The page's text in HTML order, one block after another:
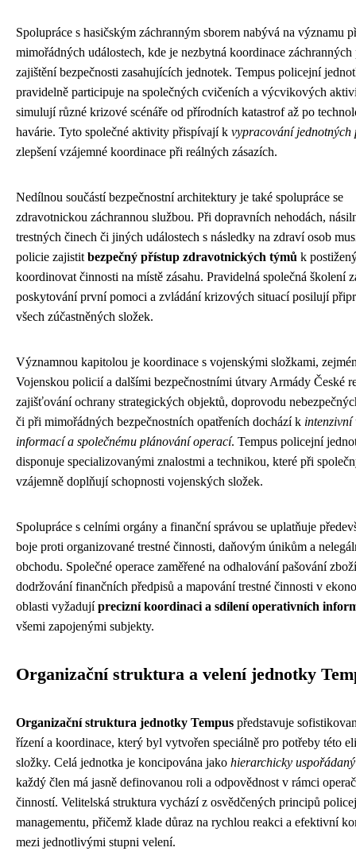
Spolupráce s hasičským záchranným sborem nabývá na významu
mimořádných událostech, kde je nezbytná koordinace záchranných
zajištění bezpečnosti zasahujících jednotek. Tempus policejní
pravidelně participuje na společných cvičeních a výcvikových
simulují různé krizové scénáře od přírodních katastrof až po
havárie. Tyto společné aktivity přispívají k vypracování jednotných
zlepšení vzájemné koordinace při reálných zásazích.
Nedílnou součástí bezpečnostní architektury je také spolupráce se
zdravotnickou záchrannou službou. Při dopravních nehodách,
trestných činech či jiných událostech s následky na zdraví osob
policie zajistit bezpečný přístup zdravotnických týmů k
koordinovat činnosti na místě zásahu. Pravidelná společná školení
poskytování první pomoci a zvládání krizových situací posilují
všech zúčastněných složek.
Významnou kapitolou je koordinace s vojenskými složkami,
Vojenskou policií a dalšími bezpečnostními útvary Armády České
zajišťování ochrany strategických objektů, doprovodu
či při mimořádných bezpečnostních opatřeních dochází k intenzivní
informací a společnému plánování operací. Tempus policejní
disponuje specializovanými znalostmi a technikou, které při
vzájemně doplňují schopnosti vojenských složek.
Spolupráce s celními orgány a finanční správou se uplatňuje
boje proti organizované trestné činnosti, daňovým únikům a
obchodu. Společné operace zaměřené na odhalování pašování
dodržování finančních předpisů a mapování trestné činnosti v
oblasti vyžadujíprecizní koordinaci a sdílení operativních
všemi zapojenými subjekty.
Organizační struktura a velení jednotky
Organizační struktura jednotky Tempus představuje
řízení a koordinace, který byl vytvořen speciálně pro potřeby této
složky. Celá jednotka je koncipována jako hierarchicky
každý člen má jasně definovanou roli a odpovědnost v rámci
činností. Velitelská struktura vychází z osvědčených principů
managementu, přičemž klade důraz na rychlou reakci a efektivní
mezi jednotlivými stupni velení.